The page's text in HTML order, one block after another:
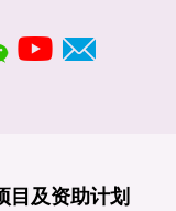
目及资助计划